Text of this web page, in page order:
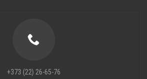
+373 (22) 26-65-76